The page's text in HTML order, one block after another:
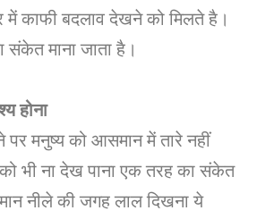
में काफी बदलाव देखने को मिलते है।
माना जाता है।
होना
मनुष्य को आसमान में तारे नहीं
भी ना देख पाना एक तरह का संकेत
नीले की जगह लाल दिखना ये